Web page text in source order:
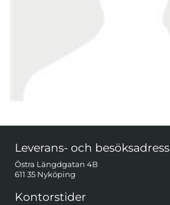
Leverans- och besöksadress
Östra Längdgatan 4B
611 35 Nyköping
Kontorstider